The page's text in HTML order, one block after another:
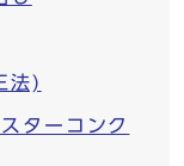
法)
ターコンク